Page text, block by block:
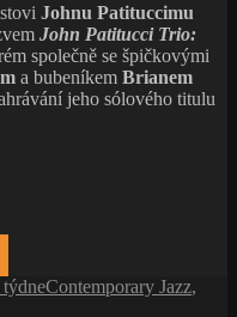
Johnu Patituccimu
John Patitucci Trio:
společně se špičkovými
a bubeníkem Brianem
jeho sólového titulu
Štítky:
Contemporary Jazz,